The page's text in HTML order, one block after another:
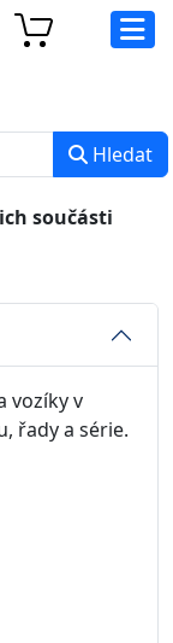
Hledat
součásti
vozíky v
řady a série.